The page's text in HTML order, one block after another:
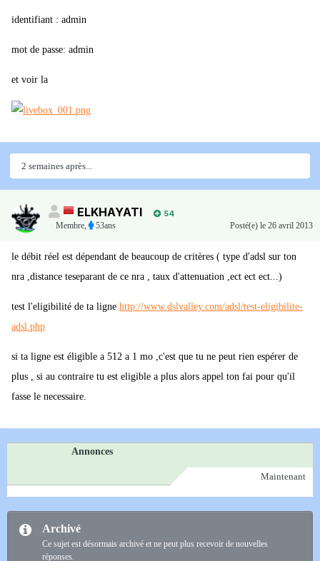
identifiant : admin
mot de passe: admin
et voir la
2 semaines après...
ELKHAYATI
54
Membre, 53ans Posté(e) le 26 avril 2013
le débit réel est dépendant de beaucoup de critères ( type d'adsl sur ton
nra ,distance teseparant de ce nra , taux d'attenuation ,ect ect ect...)
test l'eligibilité de ta ligne http://www.dslvalley.com/adsl/test-eligibilite-
adsl.php
si ta ligne est éligible a 512 a 1 mo ,c'est que tu ne peut rien espérer de
plus , si au contraire tu est eligible a plus alors appel ton fai pour qu'il
fasse le necessaire.
Annonces
Maintenant
Archivé
Ce sujet est désormais archivé et ne peut plus recevoir de nouvelles
réponses.